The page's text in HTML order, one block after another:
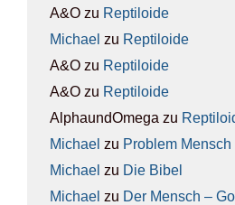
A&O zu Rep­ti­lo­ide
Michael zu Rep­ti­lo­ide
A&O zu Rep­ti­lo­ide
A&O zu Rep­ti­lo­ide
AlphaundOmega zu
Michael zu Pro­blem Mensch
Michael zu Die Bibel
Michael zu Der Mensch –